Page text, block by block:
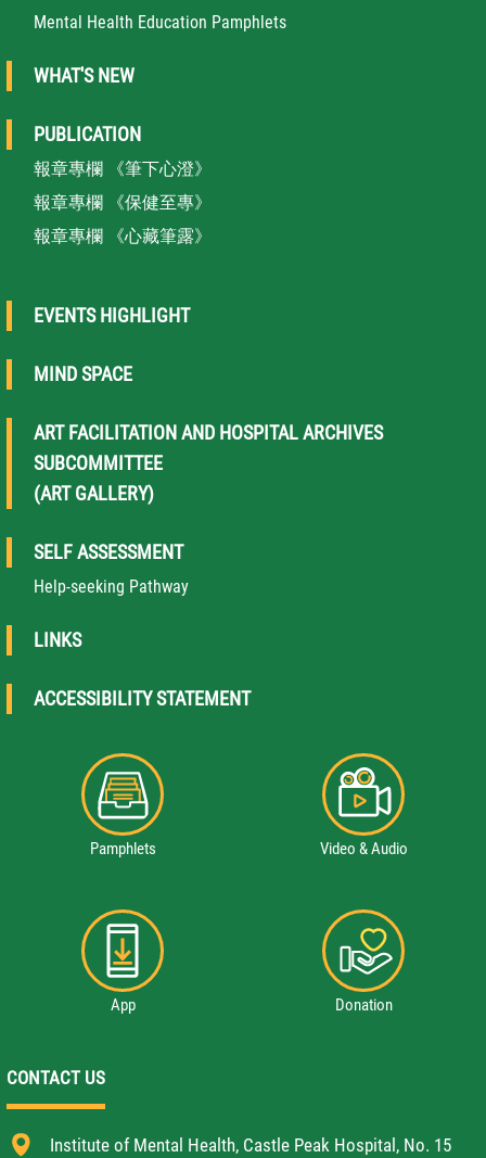
Mental Health Education Pamphlets
WHAT'S NEW
PUBLICATION
報章專欄 《筆下心澄》
報章專欄 《保健至專》
報章專欄 《心藏筆露》
EVENTS HIGHLIGHT
MIND SPACE
ART FACILITATION AND HOSPITAL ARCHIVES
SUBCOMMITTEE
(ART GALLERY)
SELF ASSESSMENT
Help-seeking Pathway
LINKS
ACCESSIBILITY STATEMENT
Pamphlets Video & Audio
App Donation
CONTACT US
Institute of Mental Health, Castle Peak Hospital, No. 15